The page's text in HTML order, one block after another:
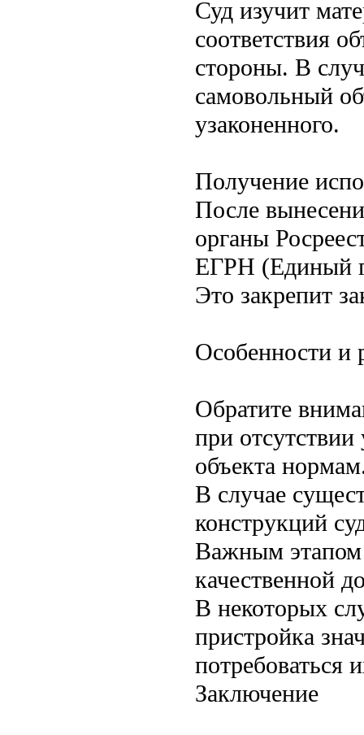
Суд изучит
соответствия
стороны. В
самовольный
узаконенного.
Получение
После
органы
ЕГРН (Единый
Это закрепит
Особенности и
Обратите
при отсутствии
объекта
В случае
конструкций
Важным этапом
качественной
В некоторых
пристройка
потребоваться
Заключение